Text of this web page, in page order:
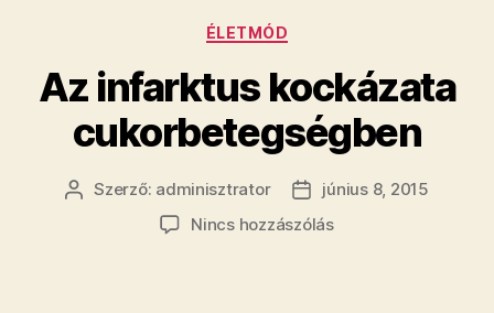
Kategóriák
ÉLETMÓD
Az infarktus kockázata
cukorbetegségben
Bejegyzés
Szerző: adminisztrator
Bejegyzés
dátuma
június 8, 2015
Nincs hozzászólása(z)